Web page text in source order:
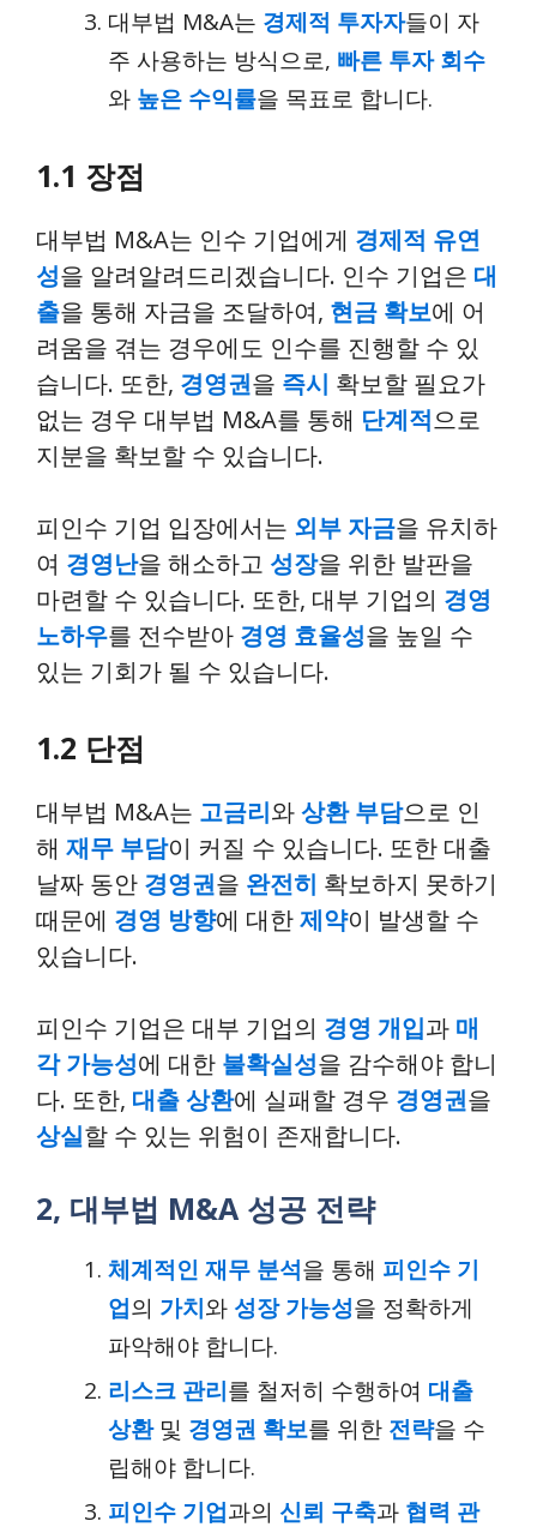
대부법 M&A는 경제적 투자자들이 자
주 사용하는 방식으로, 빠른 투자 회수
와 높은 수익률을 목표로 합니다.
1.1 장점
대부법 M&A는 인수 기업에게 경제적 유연
성을 알려알려드리겠습니다. 인수 기업은 대
출을 통해 자금을 조달하여, 현금 확보에 어
려움을 겪는 경우에도 인수를 진행할 수 있
습니다. 또한, 경영권을 즉시 확보할 필요가
없는 경우 대부법 M&A를 통해 단계적으로
지분을 확보할 수 있습니다.
피인수 기업 입장에서는 외부 자금을 유치하
여 경영난을 해소하고 성장을 위한 발판을
마련할 수 있습니다. 또한, 대부 기업의 경영
노하우를 전수받아 경영 효율성을 높일 수
있는 기회가 될 수 있습니다.
1.2 단점
대부법 M&A는 고금리와상환 부담으로 인
해 재무 부담이 커질 수 있습니다. 또한 대출
날짜 동안 경영권을 완전히 확보하지 못하기
때문에 경영 방향에 대한제약이 발생할 수
있습니다.
피인수 기업은 대부 기업의 경영 개입과 매
각 가능성에 대한 불확실성을 감수해야 합니
다. 또한, 대출 상환에 실패할 경우 경영권을
상실할 수 있는 위험이 존재합니다.
2, 대부법 M&A 성공 전략
체계적인 재무 분석을 통해 피인수 기
업의 가치와 성장 가능성을 정확하게
파악해야 합니다.
리스크 관리를 철저히 수행하여 대출
상환및 경영권 확보를 위한 전략을 수
립해야 합니다.
피인수 기업과의 신뢰 구축과 협력 관